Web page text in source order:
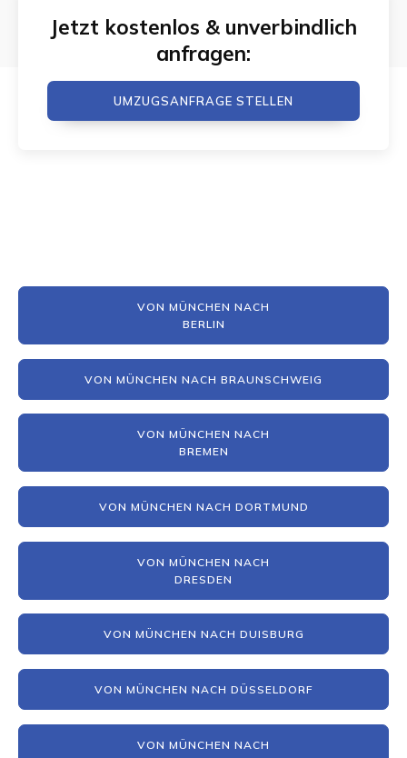
Jetzt kostenlos & unverbindlich
anfragen:
UMZUGSANFRAGE STELLEN
VON MÜNCHEN NACH
BERLIN
VON MÜNCHEN NACH BRAUNSCHWEIG
VON MÜNCHEN NACH
BREMEN
VON MÜNCHEN NACH DORTMUND
VON MÜNCHEN NACH
DRESDEN
VON MÜNCHEN NACH DUISBURG
VON MÜNCHEN NACH DÜSSELDORF
VON MÜNCHEN NACH